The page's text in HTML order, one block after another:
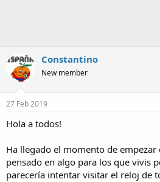
Constantino
New member
27 Feb 2019
Hola a todos!
Ha llegado el momento de empezar
pensado en algo para los que vivis
parecería intentar visitar el reloj de